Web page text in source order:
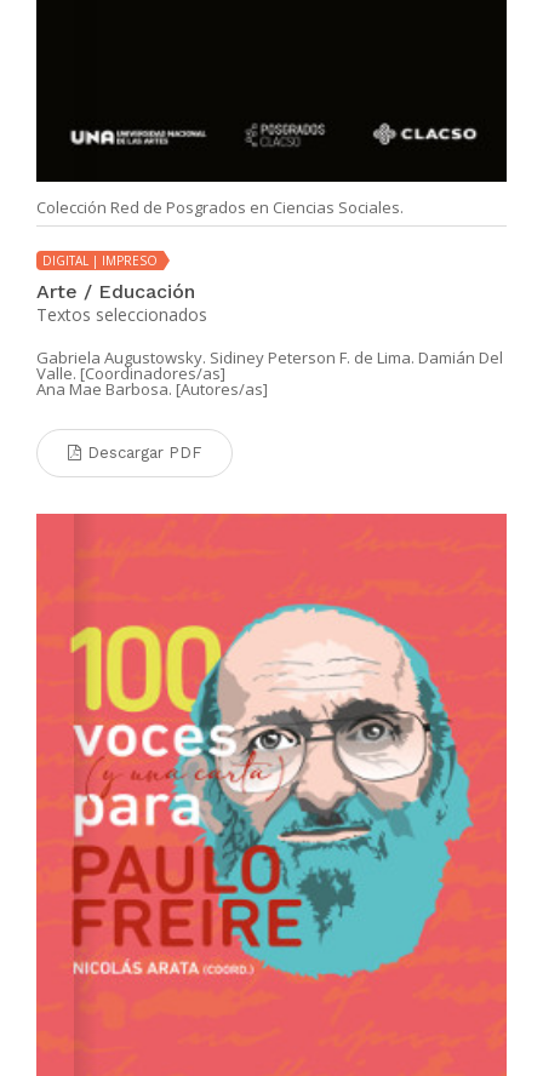
Colección Red de Posgrados en Ciencias Sociales.
DIGITAL | IMPRESO
Arte / Educación
Textos seleccionados
Gabriela Augustowsky. Sidiney Peterson F. de Lima. Damián Del
Valle. [Coordinadores/as]
Ana Mae Barbosa. [Autores/as]
Descargar PDF